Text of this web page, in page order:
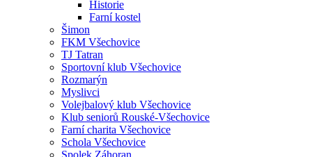
Historie
Farní kostel
Šimon
FKM Všechovice
TJ Tatran
Sportovní klub Všechovice
Rozmarýn
Myslivci
Volejbalový klub Všechovice
Klub seniorů Rouské-Všechovice
Farní charita Všechovice
Schola Všechovice
Spolek Záhoran